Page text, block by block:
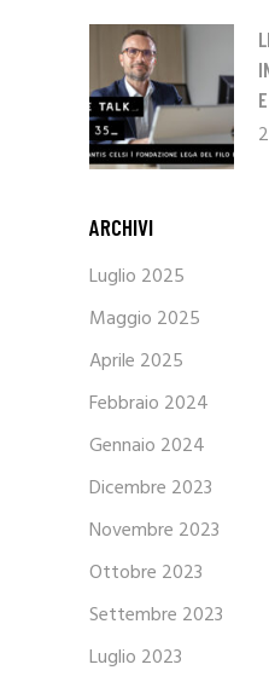
ARCHIVI
Luglio 2025
Maggio 2025
Aprile 2025
Febbraio 2024
Gennaio 2024
Dicembre 2023
Novembre 2023
Ottobre 2023
Settembre 2023
Luglio 2023